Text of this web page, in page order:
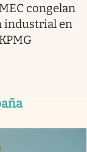
congelan
industrial en